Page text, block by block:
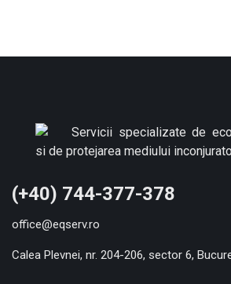
(+40) 744-377-378
office@eqserv.ro
Calea Plevnei, nr. 204-206, sector 6,